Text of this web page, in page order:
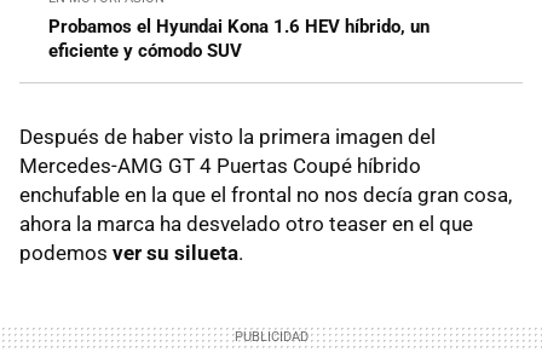
Probamos el Hyundai Kona 1.6 HEV híbrido, un
eficiente y cómodo SUV
Después de haber visto la primera imagen del
Mercedes-AMG GT 4 Puertas Coupé híbrido
enchufable en la que el frontal no nos decía gran cosa,
ahora la marca ha desvelado otro teaser en el que
podemos ver su silueta.